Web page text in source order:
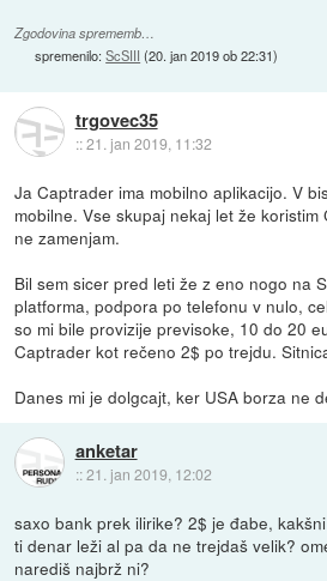
Zgodovina sprememb…
spremenilo:ScSIII (20. jan 2019 ob 22:31)
trgovec35
::21. jan 2019, 11:32
Ja Captrader ima mobilno aplikacijo. V
mobilne. Vse skupaj nekaj let že
ne zamenjam.
Bil sem sicer pred leti že z eno nogo na
platforma, podpora po telefonu v nulo,
so mi bile provizije previsoke, 10 do 20
Captrader kot rečeno 2$ po trejdu.
Danes mi je dolgcajt, ker USA borza ne
anketar
::21. jan 2019, 12:02
saxo bank prek ilirike? 2$ je đabe,
ti denar leži al pa da ne trejdaš velik?
narediš najbrž ni?